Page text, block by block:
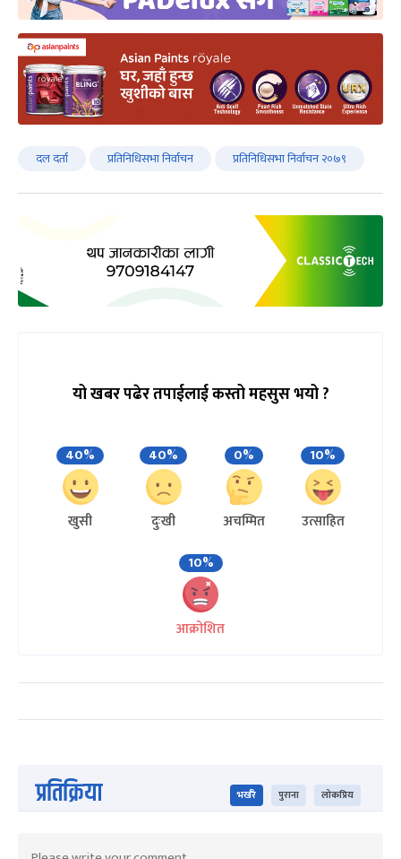
दल दर्ता प्रतिनिधिसभा निर्वाचन प्रतिनिधिसभा निर्वाचन २०७९
यो खबर पढेर तपाईलाई कस्तो महसुस भयो ?
40%
खुसी
40%
दुःखी
0%
अचम्मित
10%
उत्साहित
10%
आक्रोशित
प्रतिक्रिया भर्खरै पुराना लोकप्रिय